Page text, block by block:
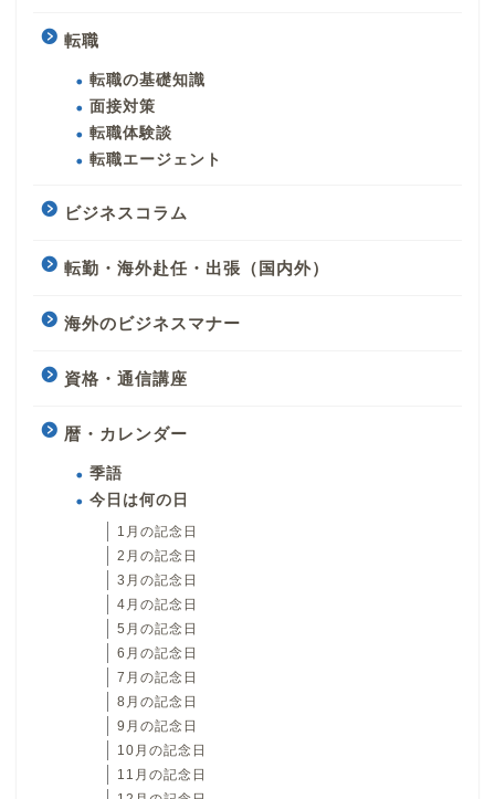
転職
転職の基礎知識
面接対策
転職体験談
転職エージェント
ビジネスコラム
転勤・海外赴任・出張（国内外）
海外のビジネスマナー
資格・通信講座
暦・カレンダー
季語
今日は何の日
1月の記念日
2月の記念日
3月の記念日
4月の記念日
5月の記念日
6月の記念日
7月の記念日
8月の記念日
9月の記念日
10月の記念日
11月の記念日